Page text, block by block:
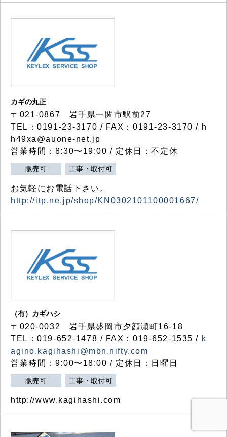
カギの丸正
〒021-0867 岩手県一関市駅前27
TEL：0191-23-3170 / FAX：0191-23-3170 / h
h49xa@auone-net.jp
営業時間：8:30〜19:00 / 定休日：不定休
販売可 工事・取付可
お気軽にお電話下さい。
http://itp.ne.jp/shop/KN0302101100001667/
（有）カギハシ
〒020-0032 岩手県盛岡市夕顔瀬町16-18
TEL：019-652-1478 / FAX：019-652-1535 / k
agino.kagihashi@mbn.nifty.com
営業時間：9:00〜18:00 / 定休日：日曜日
販売可 工事・取付可
http://www.kagihashi.com